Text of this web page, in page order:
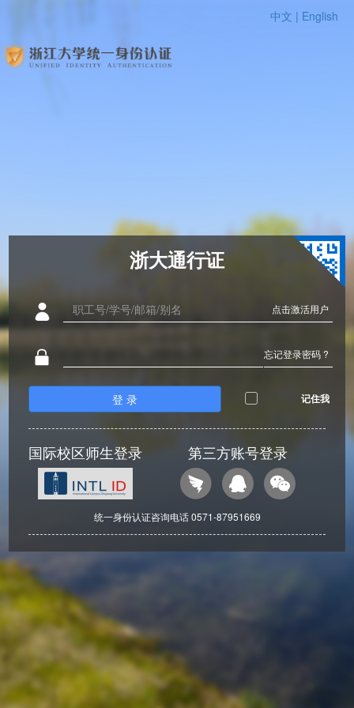
中文 | English
浙大通行证
点击激活用户
忘记登录密码 ?
登 录 记住我
国际校区师生登录 第三方账号登录
统一身份认证咨询电话 0571-87951669